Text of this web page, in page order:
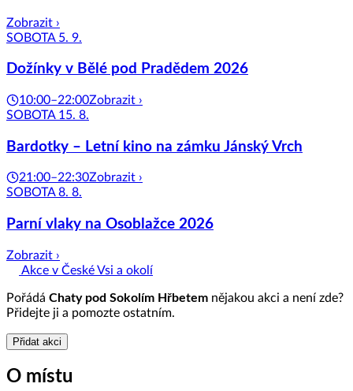
Zobrazit ›
SOBOTA 5. 9.
Dožínky v Bělé pod Pradědem 2026
10:00–22:00Zobrazit ›
SOBOTA 15. 8.
Bardotky – Letní kino na zámku Jánský Vrch
21:00–22:30Zobrazit ›
SOBOTA 8. 8.
Parní vlaky na Osoblažce 2026
Zobrazit ›
Akce v České Vsi a okolí
Pořádá Chaty pod Sokolím Hřbetem nějakou akci a není zde?
Přidejte ji a pomozte ostatním.
Přidat akci
O místu